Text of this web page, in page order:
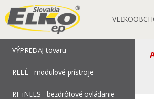
VÝPREDAJ tovaru
RELÉ - modulové prístroje
RF iNELS - bezdrôtové ovládanie